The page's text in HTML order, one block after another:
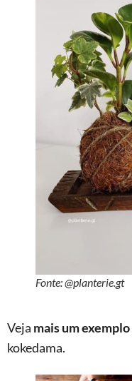
Fonte: @planterie.gt
Veja mais um exemplo
kokedama.